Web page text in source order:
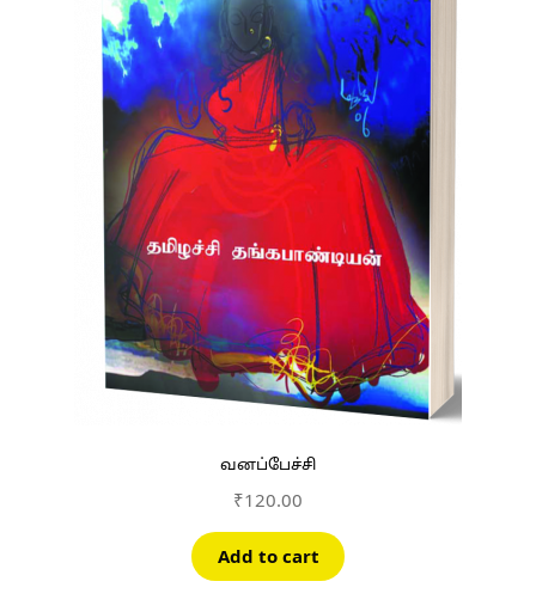
வனப்பேச்சி
₹120.00
Add to cart